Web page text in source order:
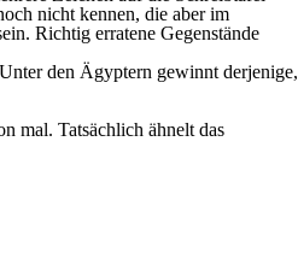
nicht kennen, die aber im
Richtig erratene Gegenstände
den Ägyptern gewinnt derjenige,
mal. Tatsächlich ähnelt das